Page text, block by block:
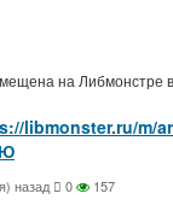
на Либмонстре
libmonster.ru/
назад 0 157